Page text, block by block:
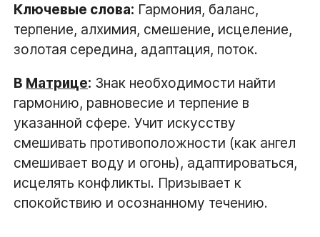
Ключевые слова: Гармония, баланс,
терпение, алхимия, смешение, исцеление,
золотая середина, адаптация, поток.
В Матрице: Знак необходимости найти
гармонию, равновесие и терпение в
указанной сфере. Учит искусству
смешивать противоположности (как ангел
смешивает воду и огонь), адаптироваться,
исцелять конфликты. Призывает к
спокойствию и осознанному течению.